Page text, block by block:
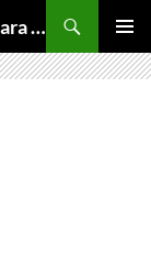
Réplicas de Relojes Baratos: Relojes para Todos los Bolsillos, Relojes de Lujo a Precios Bajos
MENÚ